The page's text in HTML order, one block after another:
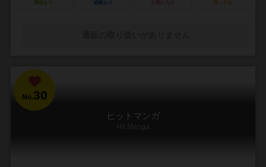
興味あり 経験あり お気に入り 持ってる
No.30
ヒットマンガ
Hit Manga